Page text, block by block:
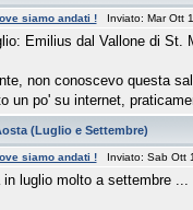
siamo andati !Inviato: Mar Ott
Emilius dal Vallone di St.
non conoscevo questa
un po' su internet,
(Luglio e Settembre)
siamo andati !Inviato: Sab Ott
in luglio molto a settembre